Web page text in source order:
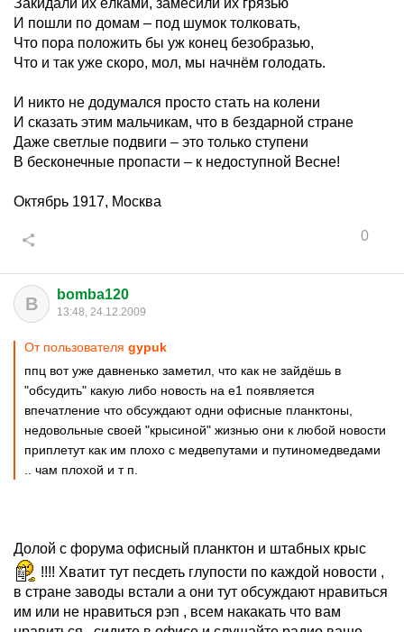
Закидали их ёлками, замесили их грязью
И пошли по домам – под шумок толковать,
Что пора положить бы уж конец безобразью,
Что и так уже скоро, мол, мы начнём голодать.
И никто не додумался просто стать на колени
И сказать этим мальчикам, что в бездарной стране
Даже светлые подвиги – это только ступени
В бесконечные пропасти – к недоступной Весне!
Октябрь 1917, Москва
0
B bomba120
13:48, 24.12.2009
От пользователя gypuk
ппц вот уже давненько заметил, что как не зайдёшь в
"обсудить" какую либо новость на е1 появляется
впечатление что обсуждают одни офисные планктоны,
недовольные своей "крысиной" жизнью они к любой новости
приплетут как им плохо с медвепутами и путиномедведами
.. чам плохой и т п.
Долой с форума офисный планктон и штабных крыс
!!!! Хватит тут песдеть глупости по каждой новости ,
в стране заводы встали а они тут обсуждают нравиться
им или не нравиться рэп , всем накакать что вам